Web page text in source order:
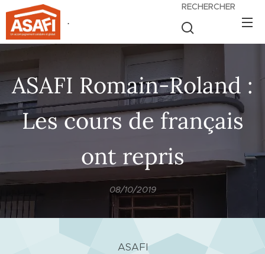
.
RECHERCHER
ASAFI Romain-Roland :
Les cours de français
ont repris
08/10/2019
ASAFI